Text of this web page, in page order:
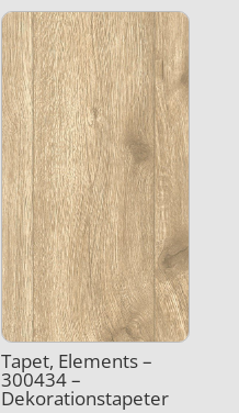
Tapet, Elements –
300434 –
Dekorationstapeter